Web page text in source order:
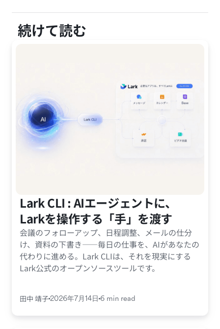
続けて読む
Lark CLI : AIエージェントに、
Larkを操作する「手」を渡す
会議のフォローアップ、日程調整、メールの仕分
け、資料の下書き——毎日の仕事を、AIがあなたの
代わりに進める。Lark CLIは、それを現実にする
Lark公式のオープンソースツールです。
田中 靖子2026年7月14日 6 min read